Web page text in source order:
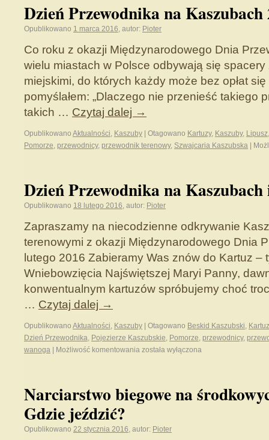
Dzień Przewodnika na
Opublikowano 1 marca 2016, autor: Pioter
Co roku z okazji Międzynarodowego Dnia
wielu miastach w Polsce odbywają się
miejskimi, do których każdy może bez opłat
pomyślałem: „Dlaczego nie przenieść takiego
takich … Czytaj dalej →
Opublikowano Aktualności, Kaszuby Otagowano Kartuzy, Kaszuby, Lipusz
Pomorze, przewodnicy, przewodnik terenowy, Szwajcaria Kaszubska
Dzień Przewodnika na
Opublikowano 18 lutego 2016, autor: Pioter
Zapraszamy na niecodzienne odkrywanie
terenowymi z okazji Międzynarodowego Dnia
lutego 2016 Zabieramy Was znów do Kartuz –
Wniebowzięcia Najświętszej Maryi Panny,
konwentualnym kartuzów spróbujemy choć
… Czytaj dalej →
Opublikowano Aktualności, Kaszuby Otagowano Beskid Kaszubski,
Dzień Przewodnika, Pojezierze Kaszubskie, Pomorze, przewodnicy,
wanoga
Możliwość komentowania została wyłączona
Narciarstwo biegowe na
Gdzie jeździć?
Opublikowano 22 stycznia 2016, autor: Pioter